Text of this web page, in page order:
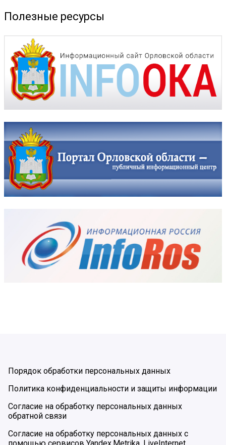
Полезные ресурсы
Порядок обработки персональных данных
Политика конфиденциальности и защиты информации
Согласие на обработку персональных данных
обратной связи
Согласие на обработку персональных данных с